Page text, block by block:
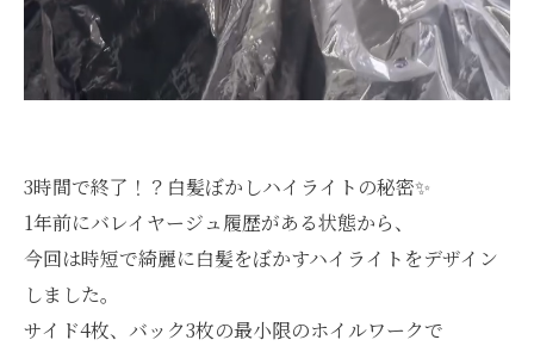
3時間で終了！？白髪ぼかしハイライトの秘密✨
1年前にバレイヤージュ履歴がある状態から、
今回は時短で綺麗に白髪をぼかすハイライトをデザイン
しました。
サイド4枚、バック3枚の最小限のホイルワークで